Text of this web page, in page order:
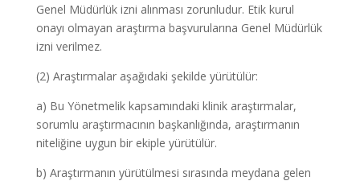
Genel Müdürlük izni alınması zorunludur. Etik kurul
onayı olmayan araştırma başvurularına Genel Müdürlük
izni verilmez.
(2) Araştırmalar aşağıdaki şekilde yürütülür:
a) Bu Yönetmelik kapsamındaki klinik araştırmalar,
sorumlu araştırmacının başkanlığında, araştırmanın
niteliğine uygun bir ekiple yürütülür.
b) Araştırmanın yürütülmesi sırasında meydana gelen